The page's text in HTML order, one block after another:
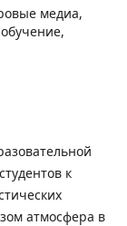
медиа,
к
атмосфера в